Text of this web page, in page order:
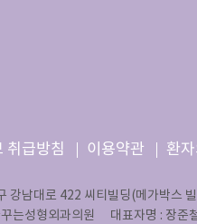
취급방침 이용약관 환
강남대로 422 씨티빌딩(메가박스
는성형외과의원
대표자명 : 장준